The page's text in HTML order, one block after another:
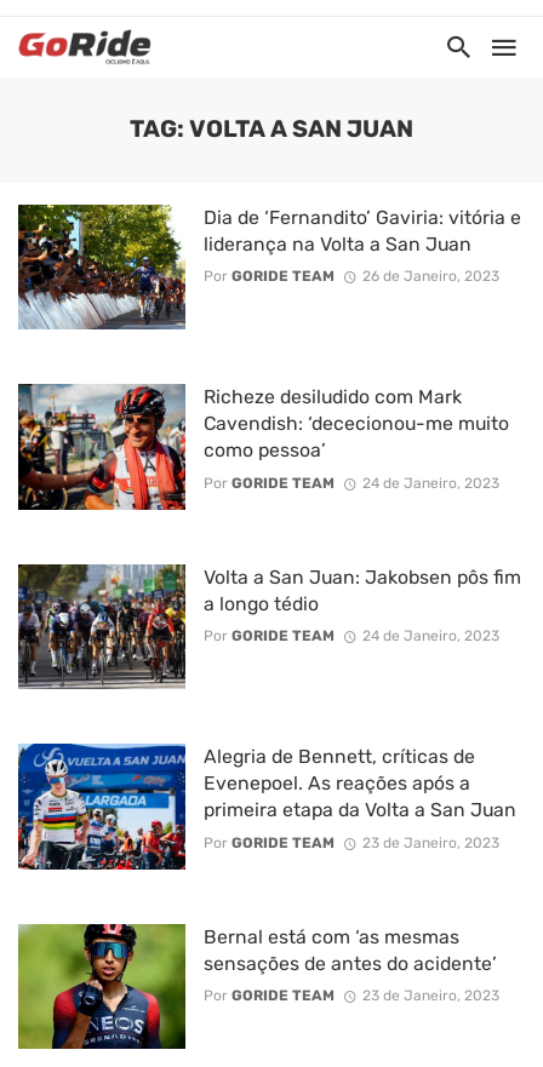
TAG: VOLTA A SAN JUAN
Dia de ‘Fernandito’ Gaviria: vitória e
liderança na Volta a San Juan
Por GORIDE TEAM 26 de Janeiro, 2023
Richeze desiludido com Mark
Cavendish: ‘dececionou-me muito
como pessoa’
Por GORIDE TEAM 24 de Janeiro, 2023
Volta a San Juan: Jakobsen pôs fim
a longo tédio
Por GORIDE TEAM 24 de Janeiro, 2023
Alegria de Bennett, críticas de
Evenepoel. As reações após a
primeira etapa da Volta a San Juan
Por GORIDE TEAM 23 de Janeiro, 2023
Bernal está com ‘as mesmas
sensações de antes do acidente’
Por GORIDE TEAM 23 de Janeiro, 2023